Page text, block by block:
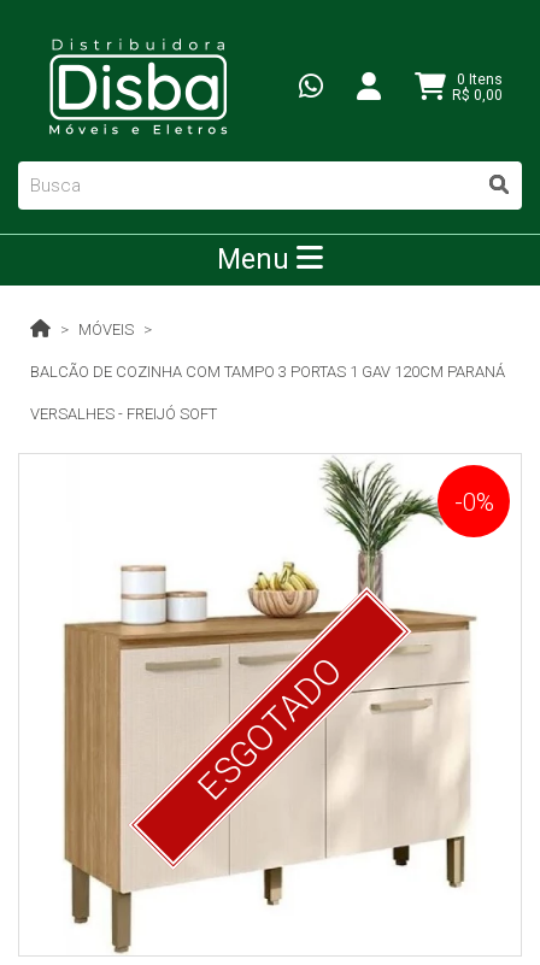
0 Itens
R$ 0,00
Menu
MÓVEIS
BALCÃO DE COZINHA COM TAMPO 3 PORTAS 1 GAV 120CM PARANÁ
VERSALHES - FREIJÓ SOFT
ESGOTADO
-0%